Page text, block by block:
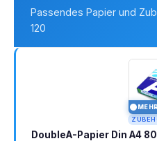
Passendes Papier und
120
DoubleA-Papier Din A4